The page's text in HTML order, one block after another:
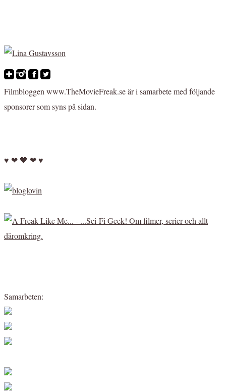
Filmbloggen www.TheMovieFreak.se är i samarbete med följande
sponsorer som syns på sidan.
♥ ❤ 🖤 ❤ ♥
Samarbeten: